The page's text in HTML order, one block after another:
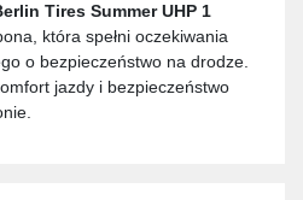
Tires Summer UHP 1
która spełni oczekiwania
o bezpieczeństwo na drodze.
jazdy i bezpieczeństwo